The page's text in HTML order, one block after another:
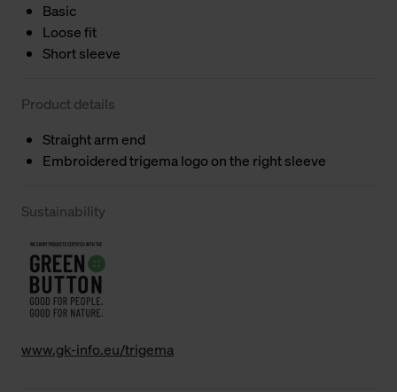
Basic
Loose fit
Short sleeve
Product details
Straight arm end
Embroidered trigema logo on the right sleeve
Sustainability
www.gk-info.eu/trigema